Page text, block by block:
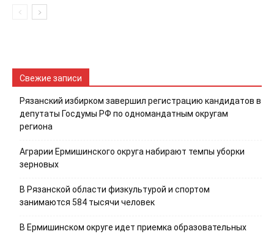
Свежие записи
Рязанский избирком завершил регистрацию кандидатов в
депутаты Госдумы РФ по одномандатным округам
региона
Аграрии Ермишинского округа набирают темпы уборки
зерновых
В Рязанской области физкультурой и спортом
занимаются 584 тысячи человек
В Ермишинском округе идет приемка образовательных